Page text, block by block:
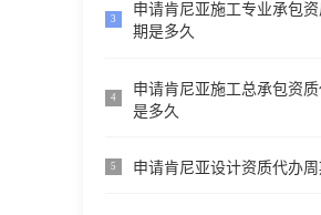
3
申请肯尼亚施工专业承包资
期是多久
4
申请肯尼亚施工总承包资
是多久
5 申请肯尼亚设计资质代办